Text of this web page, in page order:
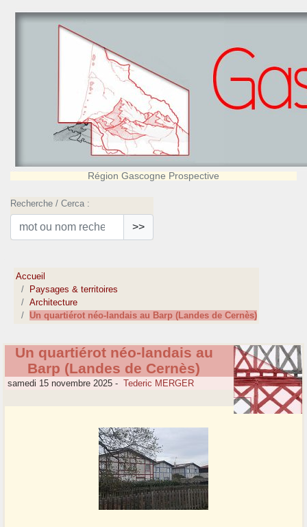
Région Gascogne Prospective
Recherche / Cerca :
>>
Accueil
Paysages & territoires
Architecture
Un quartiérot néo-landais au Barp (Landes de Cernès)
Un quartiérot néo-landais au
Barp (Landes de Cernès)
samedi 15 novembre 2025 - Tederic MERGER